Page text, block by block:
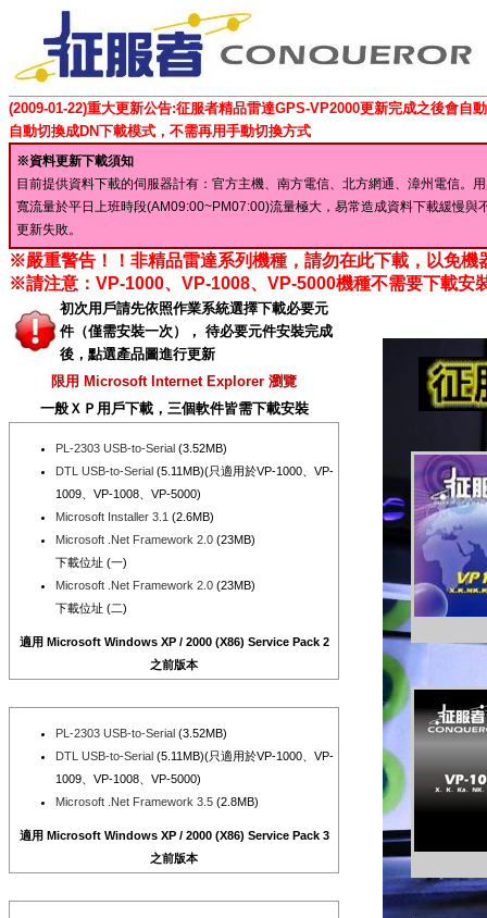
(2009-01-22)重大更新公告:征服者精品雷達GPS-VP2000更新完成之後會
自動切換成DN下載模式，不需再用手動切換方式
※資料更新下載須知
目前提供資料下載的伺服器計有：官方主機、南方電信、北方網通、漳州電信
寬流量於平日上班時段(AM09:00~PM07:00)流量極大，易常造成資料下載緩慢
更新失敗。
※嚴重警告！！非精品雷達系列機種，請勿在此下載，以免機
※請注意：VP-1000、VP-1008、VP-5000機種不需要下載
初次用戶請先依照作業系統選擇下載必要元
件（僅需安裝一次）， 待必要元件安裝完成
後，點選產品圖進行更新
限用 Microsoft Internet Explorer 瀏覽
一般ＸＰ用戶下載，三個軟件皆需下載安裝
PL-2303 USB-to-Serial (3.52MB)
DTL USB-to-Serial (5.11MB)(只適用於VP-1000、VP-
1009、VP-1008、VP-5000)
Microsoft Installer 3.1 (2.6MB)
Microsoft .Net Framework 2.0 (23MB)
下載位址 (一)
Microsoft .Net Framework 2.0 (23MB)
下載位址 (二)
適用 Microsoft Windows XP / 2000 (X86) Service Pack 2
之前版本
PL-2303 USB-to-Serial (3.52MB)
DTL USB-to-Serial (5.11MB)(只適用於VP-1000、VP-
1009、VP-1008、VP-5000)
Microsoft .Net Framework 3.5 (2.8MB)
適用 Microsoft Windows XP / 2000 (X86) Service Pack 3
之前版本